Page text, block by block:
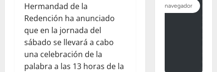
Hermandad de la
Redención ha anunciado
que en la jornada del
sábado se llevará a cabo
una celebración de la
palabra a las 13 horas de la